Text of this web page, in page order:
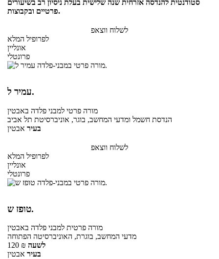
סטודנטית להנדסה אזרחית שנה שלישית בעלת ניסיון רב בשיעורים
פרטיים ובקבוצות.
לשלוח ווצאפ
לפרופיל המלא
אונליין
פרונטלי
עמיר ל.
מורה פרטי למבני פלדה באבטין
הנדסת חשמל ומדעי המחשב, בוגר, אוניברסיטת תל אביב
בעיר אבטין
לשלוח ווצאפ
לפרופיל המלא
אונליין
פרונטלי
טופז ש.
מורה פרטית למבני פלדה באבטין
מדעי המחשב, בוגרת, האוניברסיטה הפתוחה
120 ₪ לשעה
בעיר אבטין